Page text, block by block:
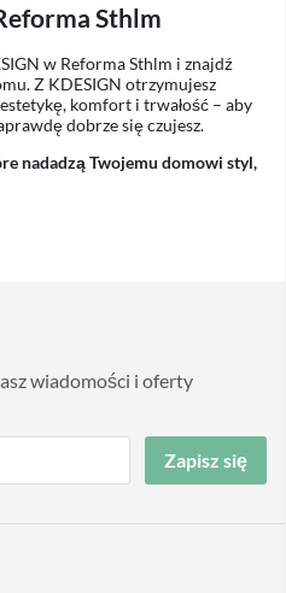
Sthlm
w Reforma Sthlm i znajdź
Z KDESIGN otrzymujesz
komfort i trwałość – aby
dobrze się czujesz.
nadadzą Twojemu domowi styl,
wiadomości i oferty
Zapisz się